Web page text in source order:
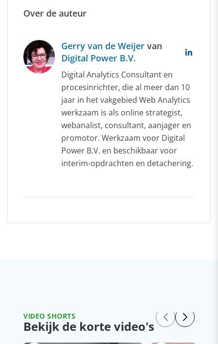
Over de auteur
Gerry van de Weijer van
Digital Power B.V.
Digital Analytics Consultant en
procesinrichter, die al meer dan 10
jaar in het vakgebied Web Analytics
werkzaam is als online strategist,
webanalist, consultant, aanjager en
promotor. Werkzaam voor Digital
Power B.V. en beschikbaar voor
interim-opdrachten en detachering.
VIDEO SHORTS
Bekijk de korte video's